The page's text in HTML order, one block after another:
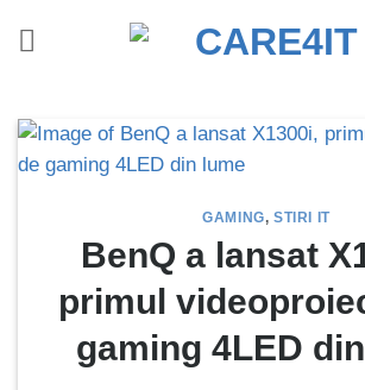
GAMING, STIRI IT
BenQ a lansat
primul
gaming 4LED